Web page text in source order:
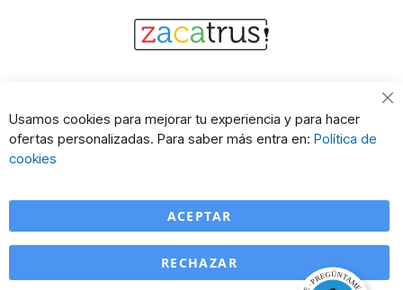
Usamos cookies para mejorar tu experiencia y para hacer
ofertas personalizadas. Para saber más entra en: Política de
cookies
ACEPTAR
RECHAZAR